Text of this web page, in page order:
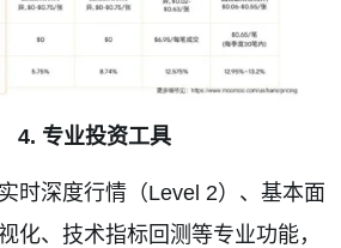
4. 专业投资工具
时深度行情（Level 2）、基本面
化、技术指标回测等专业功能，